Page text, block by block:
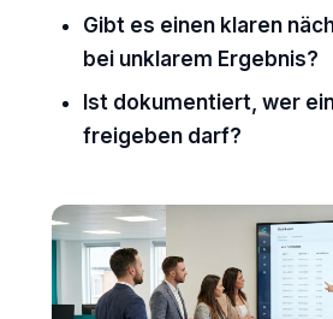
Gibt es einen klaren
bei unklarem Ergebnis?
Ist dokumentiert, wer
freigeben darf?